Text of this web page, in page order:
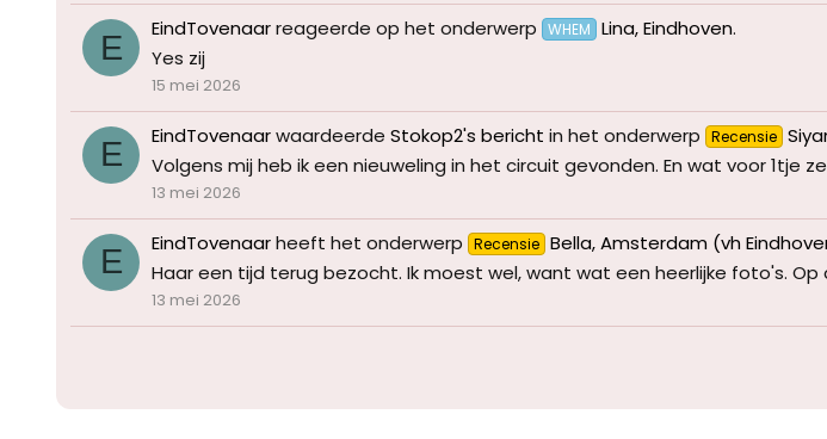
E EindTovenaarreageerde op het onderwerp WHEM Lina, Eindhoven.
Yes zij
15 mei 2026
E EindTovenaarwaardeerde Stokop2's bericht in het onderwerp Recensie
Volgens mij heb ik een nieuweling in het circuit gevonden. En wat voor 1tje
13 mei 2026
E EindTovenaarheeft het onderwerp Recensie Bella, Amsterdam (vh
Haar een tijd terug bezocht. Ik moest wel, want wat een heerlijke foto's.
13 mei 2026